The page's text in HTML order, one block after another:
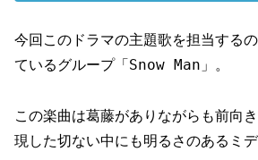
今回このドラマの主題歌を担当する
ているグループ「Snow Man」。
この楽曲は葛藤がありながらも前向
現した切ない中にも明るさのあるミ